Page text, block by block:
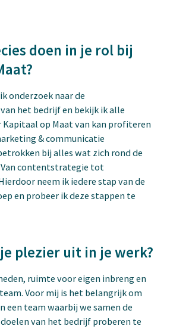
doen in je rol bij
onderzoek naar de
het bedrijf en bekijk ik alle
op Maat van kan profiteren
& communicatie
bij alles wat zich rond de
contentstrategie tot
neem ik iedere stap van de
en probeer ik deze stappen te
plezier uit in je werk?
ruimte voor eigen inbreng en
Voor mij is het belangrijk om
een team waarbij we samen de
van het bedrijf proberen te